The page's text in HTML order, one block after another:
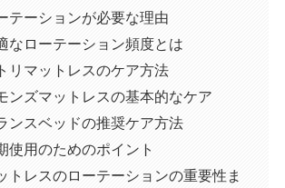
テーションが必要な理由
なローテーション頻度とは
リマットレスのケア方法
ンズマットレスの基本的なケア
ンスベッドの推奨ケア方法
使用のためのポイント
トレスのローテーションの重要性ま